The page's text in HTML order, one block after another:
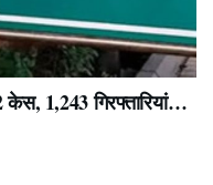
केस, 1,243 गिरफ्तारियां…